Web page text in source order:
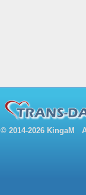
© 2014-2026 KingaM